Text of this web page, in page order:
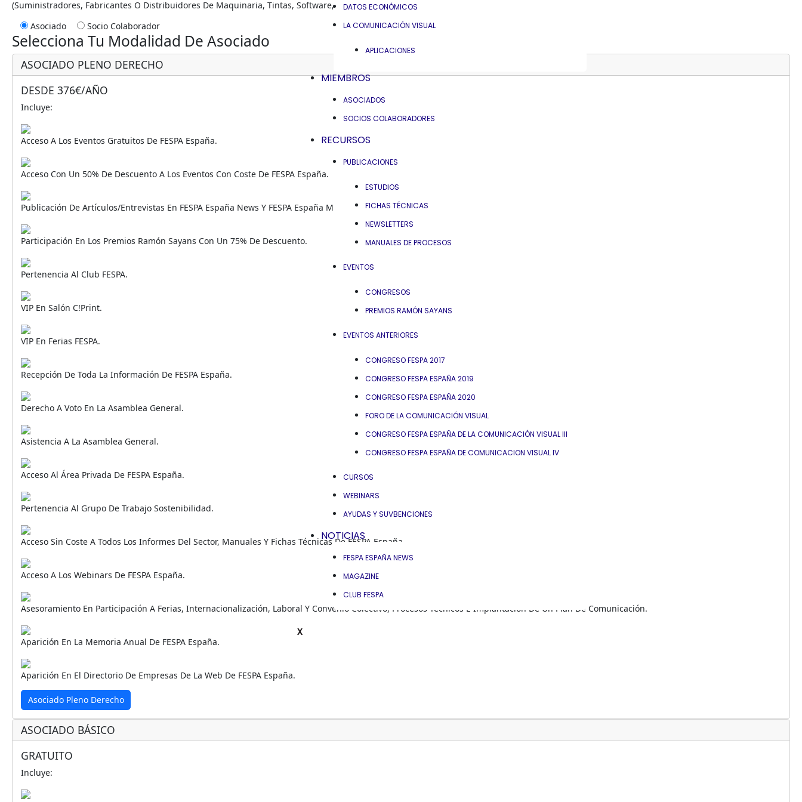
DATOS ECONÓMICOS
LA COMUNICACIÓN VISUAL
APLICACIONES
MIEMBROS
ASOCIADOS
SOCIOS COLABORADORES
RECURSOS
PUBLICACIONES
ESTUDIOS
FICHAS TÉCNICAS
NEWSLETTERS
MANUALES DE PROCESOS
EVENTOS
CONGRESOS
PREMIOS RAMÓN SAYANS
EVENTOS ANTERIORES
CONGRESO FESPA 2017
CONGRESO FESPA ESPAÑA 2019
CONGRESO FESPA ESPAÑA 2020
FORO DE LA COMUNICACIÓN VISUAL
CONGRESO FESPA ESPAÑA DE LA COMUNICACIÓN VISUAL III
CONGRESO FESPA ESPAÑA DE COMUNICACION VISUAL IV
CURSOS
WEBINARS
AYUDAS Y SUVBENCIONES
NOTICIAS
FESPA ESPAÑA NEWS
MAGAZINE
CLUB FESPA
X
(suministradores, Fabricantes O Distribuidores De Maquinaria, Tintas, Software, Materia Prima, Etc)
Asociado
Socio Colaborador
Selecciona Tu Modalidad De Asociado
ASOCIADO PLENO DERECHO
DESDE 376€/AÑO
Incluye:
Acceso A Los Eventos Gratuitos De FESPA España.
Acceso Con Un 50% De Descuento A Los Eventos Con Coste De FESPA España.
Publicación De Artículos/entrevistas En FESPA España News Y FESPA España Magazine.
Participación En Los Premios Ramón Sayans Con Un 75% De Descuento.
Pertenencia Al Club FESPA.
VIP En Salón C!print.
VIP En Ferias FESPA.
Recepción De Toda La Información De FESPA España.
Derecho A Voto En La Asamblea General.
Asistencia A La Asamblea General.
Acceso Al Área Privada De FESPA España.
Pertenencia Al Grupo De Trabajo Sostenibilidad.
Acceso Sin Coste A Todos Los Informes Del Sector, Manuales Y Fichas Técnicas De FESPA España.
Acceso A Los Webinars De FESPA España.
Asesoramiento En Participación A Ferias, Internacionalización, Laboral Y Convenio Colectivo, Procesos Técnicos E Implantación De Un Plan De Comunicación.
Aparición En La Memoria Anual De FESPA España.
Aparición En El Directorio De Empresas De La Web De FESPA España.
Asociado Pleno Derecho
ASOCIADO BÁSICO
GRATUITO
Incluye: